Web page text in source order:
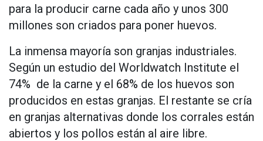
para la producir carne cada año y unos 300
millones son criados para poner huevos.
La inmensa mayoría son granjas industriales.
Según un estudio del Worldwatch Institute el
74% de la carne y el 68% de los huevos son
producidos en estas granjas. El restante se cría
en granjas alternativas donde los corrales están
abiertos y los pollos están al aire libre.